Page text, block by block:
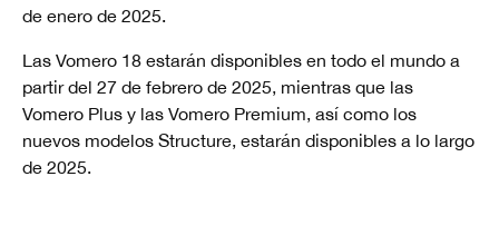
de enero de 2025.
Las Vomero 18 estarán disponibles en todo el mundo a
partir del 27 de febrero de 2025, mientras que las
Vomero Plus y las Vomero Premium, así como los
nuevos modelos Structure, estarán disponibles a lo largo
de 2025.